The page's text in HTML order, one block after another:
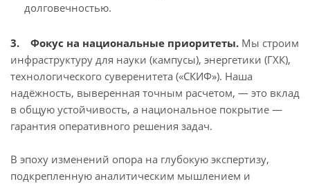
долговечностью.
3. Фокус на национальные приоритеты. Мы строим
инфраструктуру для науки (кампусы), энергетики (ГХК),
технологического суверенитета («СКИФ»). Наша
надёжность, выверенная точным расчетом, — это вклад
в общую устойчивость, а национальное покрытие —
гарантия оперативного решения задач.
В эпоху изменений опора на глубокую экспертизу,
подкрепленную аналитическим мышлением и